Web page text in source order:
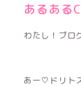
あるある
わたし！ブロ
あー♡ドリト